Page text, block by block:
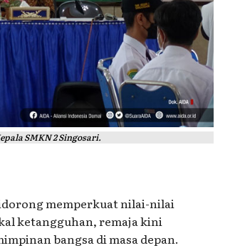
SMKN 2 Singosari.
memperkuat nilai-nilai
ketangguhan, remaja kini
bangsa di masa depan.